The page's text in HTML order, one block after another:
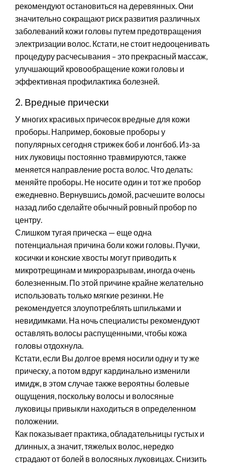
рекомендуют остановиться на деревянных. Они
значительно сокращают риск развития различных
заболеваний кожи головы путем предотвращения
электризации волос. Кстати, не стоит недооценивать
процедуру расчесывания – это прекрасный массаж,
улучшающий кровообращение кожи головы и
эффективная профилактика болезней.
2. Вредные прически
У многих красивых причесок вредные для кожи
проборы. Например, боковые проборы у
популярных сегодня стрижек боб и лонгбоб. Из-за
них луковицы постоянно травмируются, также
меняется направление роста волос. Что делать:
меняйте проборы. Не носите один и тот же пробор
ежедневно. Вернувшись домой, расчешите волосы
назад либо сделайте обычный ровный пробор по
центру.
Слишком тугая прическа — еще одна
потенциальная причина боли кожи головы. Пучки,
косички и конские хвосты могут приводить к
микротрещинам и микроразрывам, иногда очень
болезненным. По этой причине крайне желательно
использовать только мягкие резинки. Не
рекомендуется злоупотреблять шпильками и
невидимками. На ночь специалисты рекомендуют
оставлять волосы распущенными, чтобы кожа
головы отдохнула.
Кстати, если Вы долгое время носили одну и ту же
прическу, а потом вдруг кардинально изменили
имидж, в этом случае также вероятны болевые
ощущения, поскольку волосы и волосяные
луковицы привыкли находиться в определенном
положении.
Как показывает практика, обладательницы густых и
длинных, а значит, тяжелых волос, нередко
страдают от болей в волосяных луковицах. Снизить